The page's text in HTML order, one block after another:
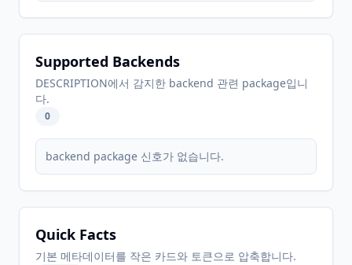
Supported Backends
DESCRIPTION에서 감지한 backend 관련 package입니
다.
0
backend package 신호가 없습니다.
Quick Facts
기본 메타데이터를 작은 카드와 토큰으로 압축합니다.